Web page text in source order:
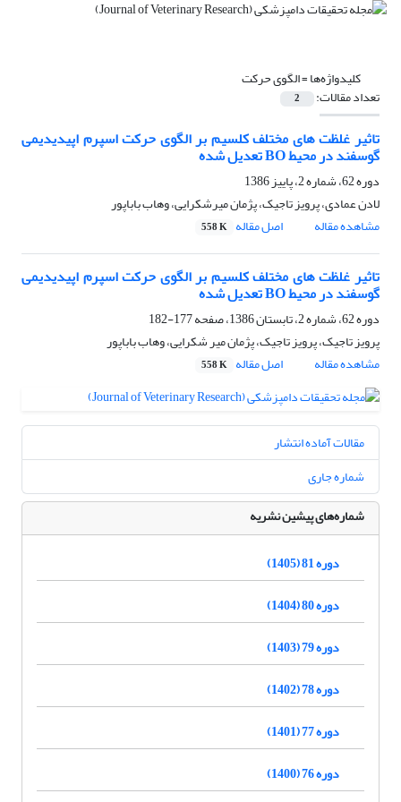
کلیدواژه‌ها =الگوی حرکت
تعداد مقالات: 2
تاثیر غلظت های مختلف کلسیم بر الگوی حرکت اسپرم اپیدیدیمی
گوسفند در محیط BO تعدیل شده
دوره 62، شماره 2، پاییز 1386
لادن عمادی، پرویز تاجیک، پژمان میرشکرایی، وهاب باباپور
مشاهده مقاله
اصل مقاله 558 K
تاثیر غلظت های مختلف کلسیم بر الگوی حرکت اسپرم اپیدیدیمی
گوسفند در محیط BO تعدیل شده
دوره 62، شماره 2، تابستان 1386، صفحه
177-182
پرویز تاجیک، پرویز تاجیک، پژمان میر شکرایی، وهاب باباپور
مشاهده مقاله
اصل مقاله 558 K
مقالات آماده انتشار
شماره جاری
شماره‌های پیشین نشریه
دوره 81 (1405)
دوره 80 (1404)
دوره 79 (1403)
دوره 78 (1402)
دوره 77 (1401)
دوره 76 (1400)